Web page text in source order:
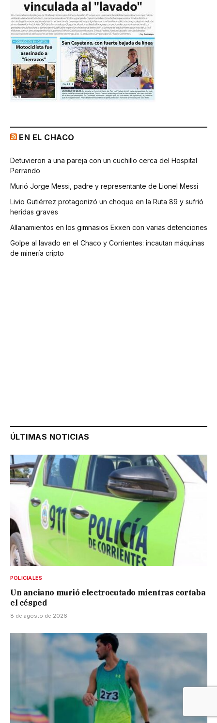
EN EL CHACO
Detuvieron a una pareja con un cuchillo cerca del Hospital
Perrando
Murió Jorge Messi, padre y representante de Lionel Messi
Livio Gutiérrez protagonizó un choque en la Ruta 89 y sufrió
heridas graves
Allanamientos en los gimnasios Exxen con varias detenciones
Golpe al lavado en el Chaco y Corrientes: incautan máquinas
de minería cripto
ÚLTIMAS NOTICIAS
POLICIALES
Un anciano murió electrocutado mientras cortaba
el césped
8 de agosto de 2026